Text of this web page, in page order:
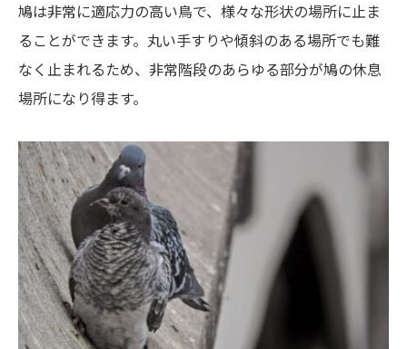
鳩は非常に適応力の高い鳥で、様々な形状の場所に止ま
ることができます。丸い手すりや傾斜のある場所でも難
なく止まれるため、非常階段のあらゆる部分が鳩の休息
場所になり得ます。